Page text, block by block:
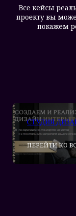
Все кейсы
проекту вы
покажем
СТУДИЯ
ПЕРЕЙТИ КО